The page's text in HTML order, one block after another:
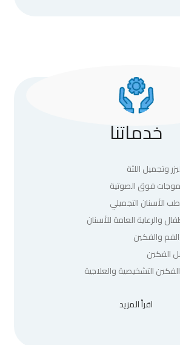
خدماتنا
وتجميل اللثة
فوق الصوتية
الأسنان التجميلي
والرعاية العامة للأسنان
والفكين
الفكين
التشخيصية والعلاجية
اقرأ المزيد